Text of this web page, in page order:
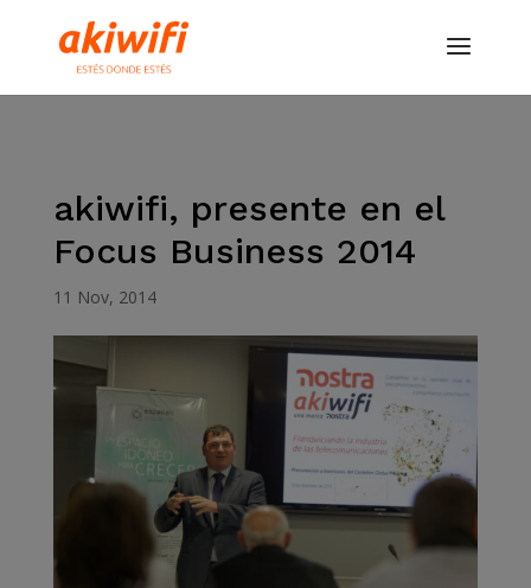
akiwifi, presente en el
Focus Business 2014
11 Nov, 2014